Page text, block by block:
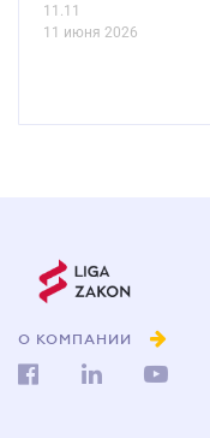
11.11
11 июня 2026
О КОМПАНИИ